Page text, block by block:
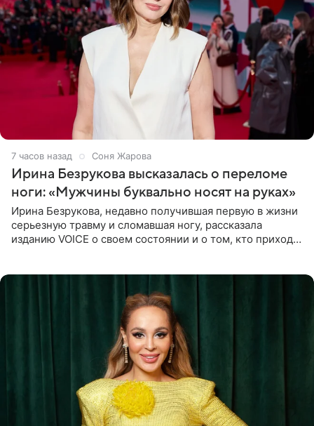
7 часов назад Соня Жарова
Ирина Безрукова высказалась о переломе
ноги: «Мужчины буквально носят на руках»
Ирина Безрукова, недавно получившая первую в жизни
серьезную травму и сломавшая ногу, рассказала
изданию VOICE о своем состоянии и о том, кто приходит